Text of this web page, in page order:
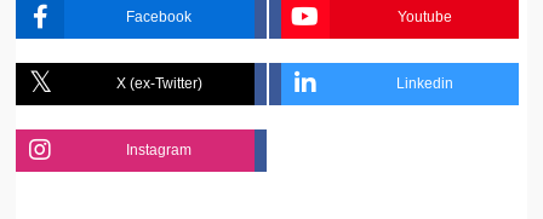
Facebook Youtube
X (ex-Twitter) Linkedin
Instagram